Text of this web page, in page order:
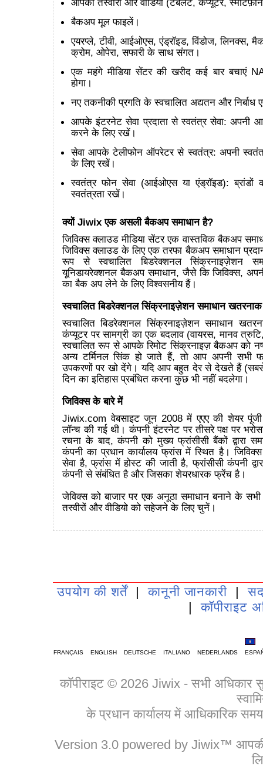
आपकी तस्वीरों और वीडियो (टैबलेट, कंप्यूटर,
बैकअप मूल फाइलें।
एयरप्ले, टीवी, आईओएस, एंड्रॉइड, विंडोज, लिनक्स,
क्रोम, ओपेरा, सफारी के साथ संगत।
एक महंगे मीडिया सेंटर की खरीद कई बार बचाएं
होगा।
नए तकनीकी प्रगति के स्वचालित अद्यतन और निर्बाध
आपके इंटरनेट सेवा प्रदाता से स्वतंत्र सेवा: अपनी
करने के लिए रखें।
सेवा आपके टेलीफोन ऑपरेटर से स्वतंत्र: अपनी
के लिए रखें।
स्वतंत्र फोन सेवा (आईओएस या एंड्रॉइड): ब्रांडों
स्वतंत्रता रखें।
क्यों Jiwix एक असली बैकअप समाधान है?
जिविक्स क्लाउड मीडिया सेंटर एक वास्तविक बैकअप
जिविक्स क्लाउड के लिए एक तरफा बैकअप समाधान
रूप से स्वचालित बिडरेक्शनल सिंक्रनाइज़ेशन
यूनिडायरेक्शनल बैकअप समाधान, जैसे कि जिविक्स, अपनी
का बैक अप लेने के लिए विश्वसनीय हैं।
स्वचालित बिडरेक्शनल सिंक्रनाइज़ेशन समाधान खतरनाक
स्वचालित बिडरेक्शनल सिंक्रनाइज़ेशन समाधान
कंप्यूटर पर सामग्री का एक बदलाव (वायरस, मानव
स्वचालित रूप से आपके रिमोट सिंक्रनाइज़ बैकअप को
अन्य टर्मिनल सिंक हो जाते हैं, तो आप अपनी सभी
उपकरणों पर खो देंगे। यदि आप बहुत देर से देखते हैं
दिन का इतिहास प्रबंधित करना कुछ भी नहीं बदलेगा।
जिविक्स के बारे में
Jiwix.com वेबसाइट जून 2008 में एएए की शेयर पूंजी
लॉन्च की गई थी। कंपनी इंटरनेट पर तीसरे पक्ष पर
रचना के बाद, कंपनी को मुख्य फ्रांसीसी बैंकों द्वारा
कंपनी का प्रधान कार्यालय फ्रांस में स्थित है।
सेवा है, फ्रांस में होस्ट की जाती है, फ्रांसीसी कंपनी
कंपनी से संबंधित है और जिसका शेयरधारक फ्रेंच है।
जेविक्स को बाजार पर एक अनूठा समाधान बनाने के
तस्वीरों और वीडियो को सहेजने के लिए चुनें।
उपयोग की शर्तें|कानूनी जानकारी|
|कॉपीराइट
FRANÇAIS ENGLISH DEUTSCHE ITALIANO NEDERLANDS
कॉपीराइट © 2026 Jiwix - सभी अधिकार
के प्रधान कार्यालय में आधिकारिक
Version 3.0 powered by Jiwix™ आपकी